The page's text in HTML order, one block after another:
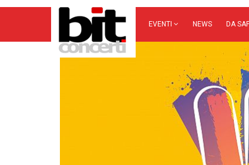
EVENTI NEWS DA